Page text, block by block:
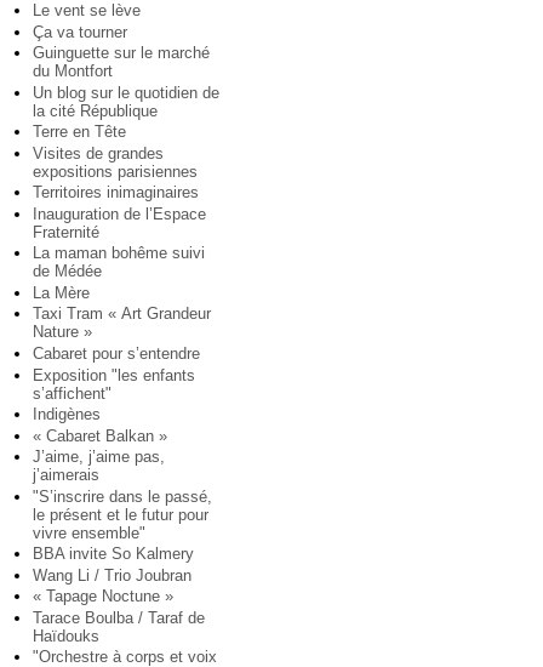
Le vent se lève
Ça va tourner
Guinguette sur le marché
du Montfort
Un blog sur le quotidien de
la cité République
Terre en Tête
Visites de grandes
expositions parisiennes
Territoires inimaginaires
Inauguration de l’Espace
Fraternité
La maman bohême suivi
de Médée
La Mère
Taxi Tram « Art Grandeur
Nature »
Cabaret pour s’entendre
Exposition "les enfants
s’affichent"
Indigènes
« Cabaret Balkan »
J’aime, j’aime pas,
j’aimerais
"S’inscrire dans le passé,
le présent et le futur pour
vivre ensemble"
BBA invite So Kalmery
Wang Li / Trio Joubran
« Tapage Noctune »
Tarace Boulba / Taraf de
Haïdouks
"Orchestre à corps et voix